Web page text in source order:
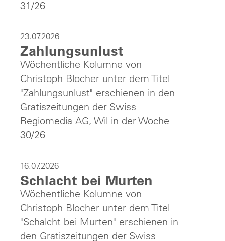
31/26
23.07.2026
Zahlungsunlust
Wöchentliche Kolumne von
Christoph Blocher unter dem Titel
"Zahlungsunlust" erschienen in den
Gratiszeitungen der Swiss
Regiomedia AG, Wil in der Woche
30/26
16.07.2026
Schlacht bei Murten
Wöchentliche Kolumne von
Christoph Blocher unter dem Titel
"Schalcht bei Murten" erschienen in
den Gratiszeitungen der Swiss